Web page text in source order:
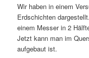
Wir haben in einem
Erdschichten
einem Messer in 2
Jetzt kann man im
aufgebaut ist.